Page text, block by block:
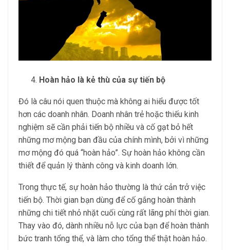
Hoàn hảo là kẻ thù của sự tiến bộ
Đó là câu nói quen thuộc mà không ai hiểu được tốt
hơn các doanh nhân. Doanh nhân trẻ hoặc thiếu kinh
nghiệm sẽ cần phải tiến bộ nhiều và cố gạt bỏ hết
những mơ mộng ban đầu của chính mình, bởi vì những
mơ mộng đó quá “hoàn hảo”. Sự hoàn hảo không cần
thiết để quản lý thành công và kinh doanh lớn.
Trong thực tế, sự hoàn hảo thường là thứ cản trở việc
tiến bộ. Thời gian bạn dùng để cố gắng hoàn thành
những chi tiết nhỏ nhặt cuối cùng rất lãng phí thời gian.
Thay vào đó, dành nhiều nỗ lực của bạn để hoàn thành
bức tranh tổng thể, và làm cho tổng thể thật hoàn hảo.